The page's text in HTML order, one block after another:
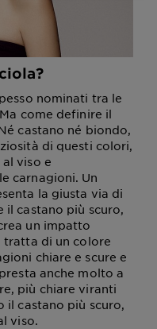
nominati tra le
come definire il
castano né biondo,
di questi colori,
viso e
carnagioni. Un
la giusta via di
il castano più scuro,
un impatto
tratta di un colore
chiare e scure e
anche molto a
più chiare viranti
il castano più scuro,
viso.